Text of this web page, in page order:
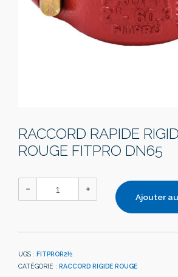
RACCORD RAPIDE
ROUGE FITPRO DN65
Ajouter
UGS : FITPROR2½
CATÉGORIE : RACCORD RIGIDE ROUGE